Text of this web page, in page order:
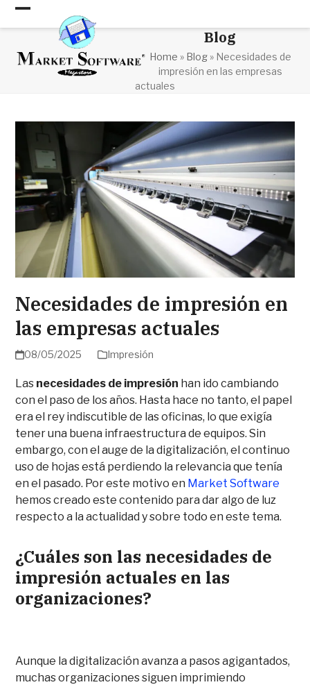
Skip
Open
mobile
menu
Close
mobile
menu
Blog
Home » Blog» Necesidades de
impresión en las empresas
actuales
Necesidades de impresión en
las empresas actuales
08/05/2025 Impresión
Las necesidades de impresión han ido cambiando
con el paso de los años. Hasta hace no tanto, el papel
era el rey indiscutible de las oficinas, lo que exigía
tener una buena infraestructura de equipos. Sin
embargo, con el auge de la digitalización, el continuo
uso de hojas está perdiendo la relevancia que tenía
en el pasado. Por este motivo en Market Software
hemos creado este contenido para dar algo de luz
respecto a la actualidad y sobre todo en este tema.
¿Cuáles son las necesidades de
impresión actuales en las
organizaciones?
Aunque la digitalización avanza a pasos agigantados,
muchas organizaciones siguen imprimiendo